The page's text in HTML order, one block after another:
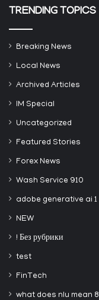
TRENDING TOPICS
Breaking News
Local News
Archived Articles
IM Special
Uncategorized
Featured Stories
Forex News
Wash Service 910
adobe generative ai 1
NEW
! Без рубрики
test
FinTech
what does nlu mean 8